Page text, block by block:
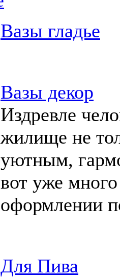
Вазы гладье
Вазы декор
Издревле
жилище не
уютным,
вот уже
оформлении
Для Пива